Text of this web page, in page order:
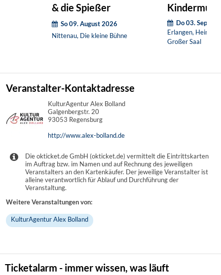
& die Spießer
So 09. August 2026
Nittenau, Die kleine Bühne
Do 03.
Erlangen,
Großer Saal
Veranstalter-Kontaktadresse
KulturAgentur Alex Bolland
Galgenbergstr. 20
93053 Regensburg
http://www.alex-bolland.de
Die okticket.de GmbH (okticket.de) vermittelt die Eintrittskarten
im Auftrag bzw. im Namen und auf Rechnung des jeweiligen
Veranstalters an den Kartenkäufer. Der jeweilige Veranstalter ist
alleine verantwortlich für Ablauf und Durchführung der
Veranstaltung.
Weitere Veranstaltungen von:
KulturAgentur Alex Bolland
Ticketalarm - immer wissen, was läuft